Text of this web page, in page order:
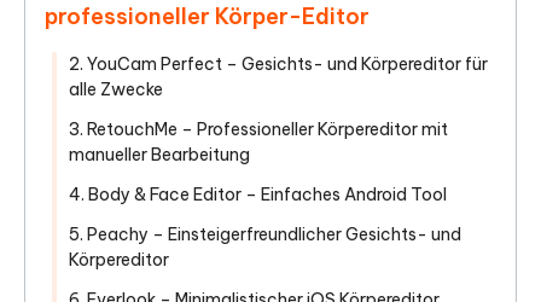
professioneller Körper-Editor
2. YouCam Perfect – Gesichts- und Körpereditor für
alle Zwecke
3. RetouchMe – Professioneller Körpereditor mit
manueller Bearbeitung
4. Body & Face Editor – Einfaches Android Tool
5. Peachy – Einsteigerfreundlicher Gesichts- und
Körpereditor